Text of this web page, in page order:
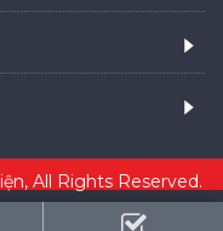
All Rights Reserved.